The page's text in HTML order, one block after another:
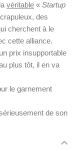
véritable « Startup
des
cherchent à le
cette alliance.
prix insupportable
plus tôt, il en va
le garnement
de son